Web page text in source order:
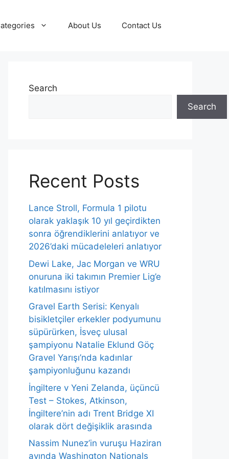
About Us Contact Us
Search
Search
Recent Posts
Lance Stroll, Formula 1 pilotu
olarak yaklaşık 10 yıl geçirdikten
sonra öğrendiklerini anlatıyor ve
2026’daki mücadeleleri anlatıyor
Dewi Lake, Jac Morgan ve WRU
onuruna iki takımın Premier Lig’e
katılmasını istiyor
Gravel Earth Serisi: Kenyalı
bisikletçiler erkekler podyumunu
süpürürken, İsveç ulusal
şampiyonu Natalie Eklund Göç
Gravel Yarışı’nda kadınlar
şampiyonluğunu kazandı
İngiltere v Yeni Zelanda, üçüncü
Test – Stokes, Atkinson,
İngiltere’nin adı Trent Bridge XI
olarak dört değişiklik arasında
Nassim Nunez’in vuruşu Haziran
ayında Washington Nationals